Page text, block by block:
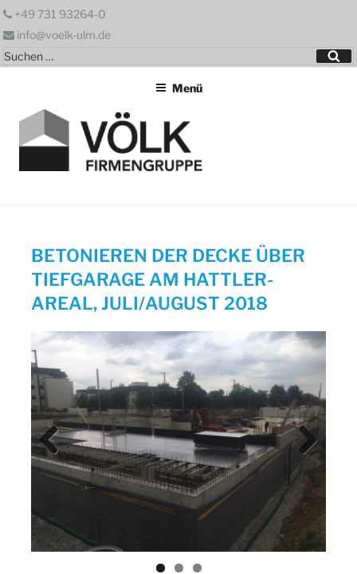
Zum
springen
+49 731 93264-0
info@voelk-ulm.de
Suchen
nach:
Menü
BETONIEREN DER DECKE ÜBER
TIEFGARAGE AM HATTLER-
AREAL, JULI/AUGUST 2018
Previ
ous
Next